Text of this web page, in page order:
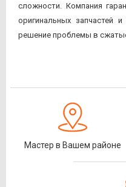
сложности. Компания
оригинальных запчастей
решение проблемы в
Мастер в Вашем районе